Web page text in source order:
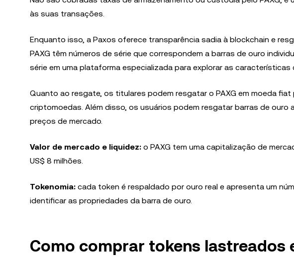
às suas transações.
Enquanto isso, a Paxos oferece transparência sadia à blockchain e
PAXG têm números de série que correspondem a barras de ouro
série em uma plataforma especializada para explorar as características
Quanto ao resgate, os titulares podem resgatar o PAXG em moeda
criptomoedas. Além disso, os usuários podem resgatar barras de
preços de mercado.
Valor de mercado e liquidez: o PAXG tem uma capitalização de
US$ 8 milhões.
Tokenomia: cada token é respaldado por ouro real e apresenta um
identificar as propriedades da barra de ouro.
Como comprar tokens lastreados